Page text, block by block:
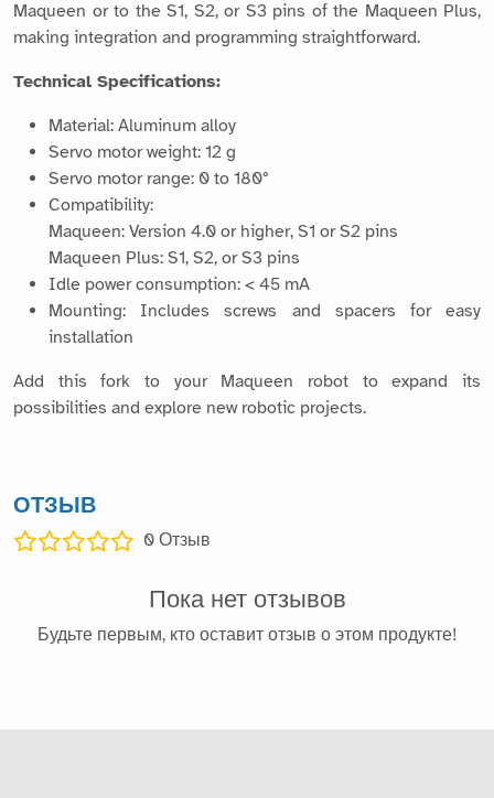
Maqueen or to the S1, S2, or S3 pins of the Maqueen Plus,
making integration and programming straightforward.
Technical Specifications:
Material: Aluminum alloy
Servo motor weight: 12 g
Servo motor range: 0 to 180°
Compatibility:
Maqueen: Version 4.0 or higher, S1 or S2 pins
Maqueen Plus: S1, S2, or S3 pins
Idle power consumption: < 45 mA
Mounting: Includes screws and spacers for easy
installation
Add this fork to your Maqueen robot to expand its
possibilities and explore new robotic projects.
ОТЗЫВ
0 Отзыв
Пока нет отзывов
Будьте первым, кто оставит отзыв о этом продукте!